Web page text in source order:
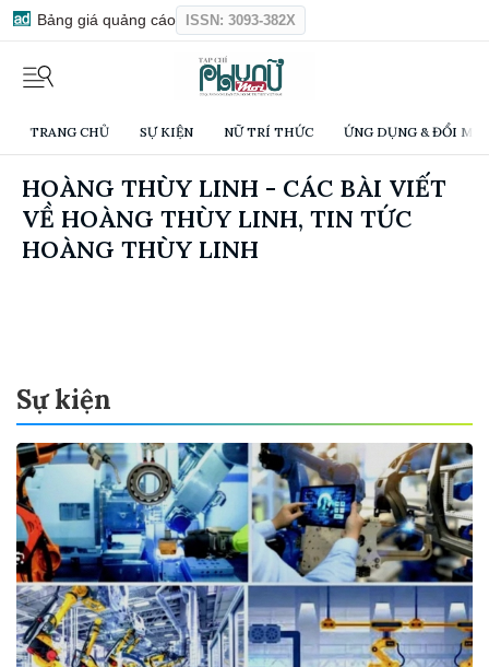
Bảng giá quảng cáo ISSN: 3093-382X
TRANG CHỦ SỰ KIỆN NỮ TRÍ THỨC ỨNG DỤNG & ĐỔI
HOÀNG THÙY LINH - CÁC BÀI VIẾT
VỀ HOÀNG THÙY LINH, TIN TỨC
HOÀNG THÙY LINH
Sự kiện